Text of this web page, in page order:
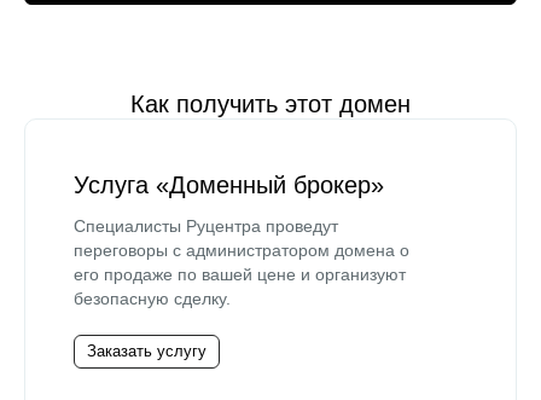
Как получить этот домен
Услуга «Доменный брокер»
Специалисты Руцентра проведут
переговоры с администратором домена о
его продаже по вашей цене и организуют
безопасную сделку.
Заказать услугу